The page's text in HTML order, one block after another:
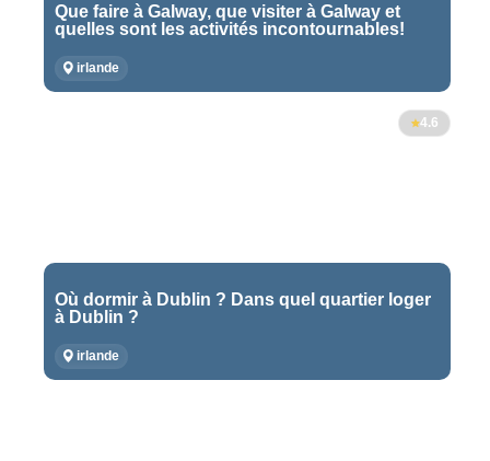
Que faire à Galway, que visiter à Galway et
quelles sont les activités incontournables!
irlande
4.6
Où dormir à Dublin ? Dans quel quartier loger
à Dublin ?
irlande